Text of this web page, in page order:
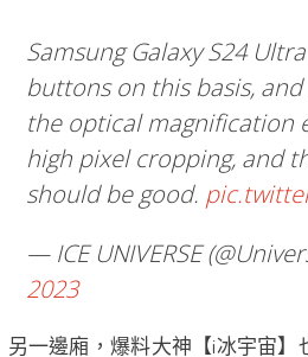
Samsung Galaxy S24
buttons on this basis,
the optical magnification
high pixel cropping, and
should be good.
— ICE UNIVERSE
2023
另一邊廂，爆料大神【i冰宇宙